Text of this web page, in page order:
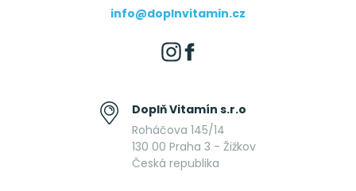
info@doplnvitamin.cz
Doplň Vitamín s.r.o
Roháčova 145/14
130 00 Praha 3 - Žižkov
Česká republika